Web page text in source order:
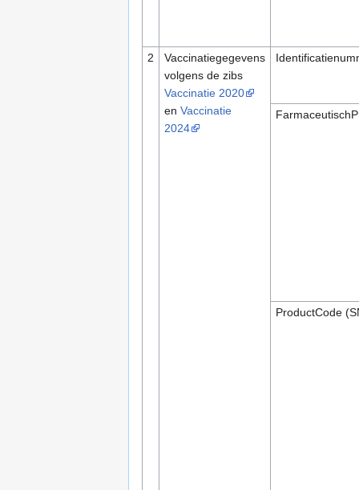
2
Vaccinatiegegevens
volgens de zibs
Vaccinatie 2020
en Vaccinatie
2024
ProductCode